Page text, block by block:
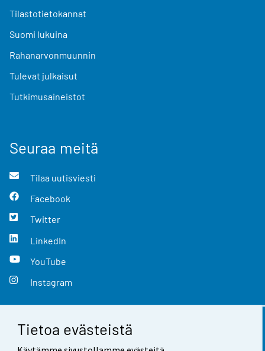
Tietoa evästeistä
Tilastotietokannat
Suomi lukuina
Rahanarvonmuunnin
Tulevat julkaisut
Tutkimusaineistot
Seuraa meitä
Tilaa uutisviesti
Facebook
Twitter
LinkedIn
YouTube
Instagram
Yhteystiedot